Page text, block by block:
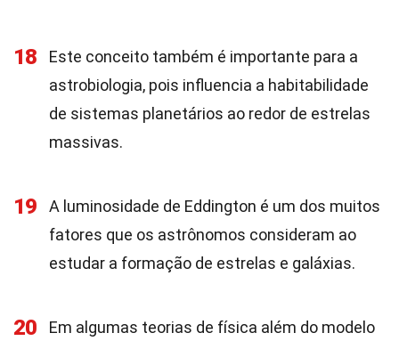
18
Este conceito também é importante para a
astrobiologia, pois influencia a habitabilidade
de sistemas planetários ao redor de estrelas
massivas.
19
A luminosidade de Eddington é um dos muitos
fatores que os astrônomos consideram ao
estudar a formação de estrelas e galáxias.
20
Em algumas teorias de física além do modelo